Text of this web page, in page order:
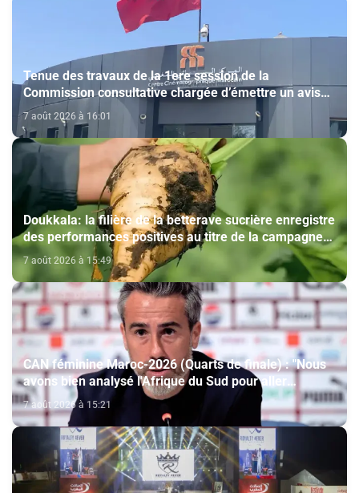
Tenue des travaux de la 1ere session de la
Commission consultative chargée d’émettre un avis
sur la délivrance de la carte du professionnel du
cinéma (CCM)
7 août 2026 à 16:01
Doukkala: la filière de la betterave sucrière enregistre
des performances positives au titre de la campagne
agricole 2025-2026
7 août 2026 à 15:49
CAN féminine Maroc-2026 (Quarts de finale) : "Nous
avons bien analysé l'Afrique du Sud pour aller
chercher la victoire" (Jorge Vilda)
7 août 2026 à 15:21